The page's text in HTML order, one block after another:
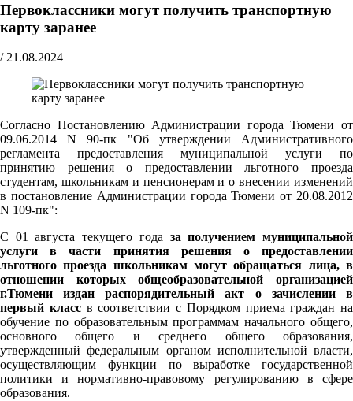
Первоклассники могут получить транспортную
карту заранее
/ 21.08.2024
Согласно Постановлению Администрации города Тюмени от
09.06.2014 N 90-пк "Об утверждении Административного
регламента предоставления муниципальной услуги по
принятию решения о предоставлении льготного проезда
студентам, школьникам и пенсионерам и о внесении изменений
в постановление Администрации города Тюмени от 20.08.2012
N 109-пк":
С 01 августа текущего года за получением муниципальной
услуги в части принятия решения о предоставлении
льготного проезда школьникам могут обращаться лица, в
отношении которых общеобразовательной организацией
г.Тюмени издан распорядительный акт о зачислении в
первый классв соответствии с Порядком приема граждан на
обучение по образовательным программам начального общего,
основного общего и среднего общего образования,
утвержденный федеральным органом исполнительной власти,
осуществляющим функции по выработке государственной
политики и нормативно-правовому регулированию в сфере
образования.